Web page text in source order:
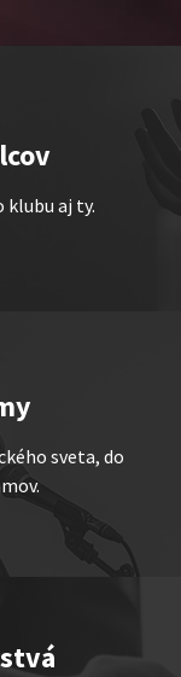
klubu aj ty.
sveta, do